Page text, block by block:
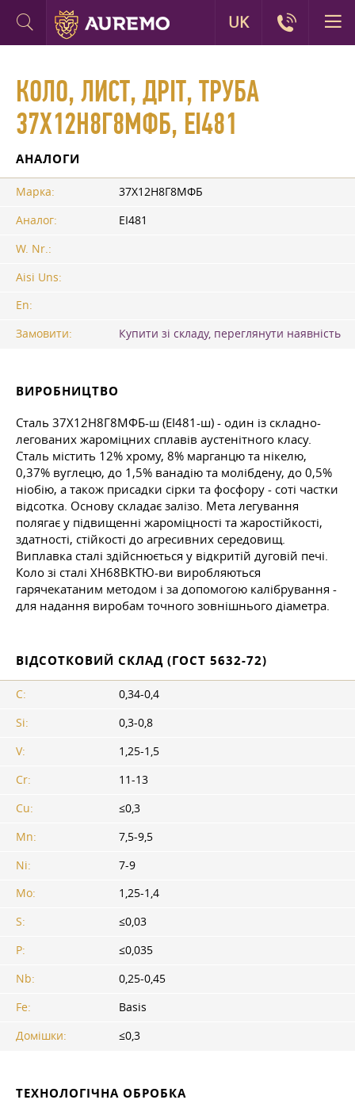
КОЛО, ЛИСТ, ДРІТ, ТРУБА
37Х12Н8Г8МФБ, ЕІ481
АНАЛОГИ
Марка:
37Х12Н8Г8МФБ
Аналог:
ЕІ481
W. Nr.:
Aisi Uns:
En:
Замовити:
Купити зі складу, переглянути наявність
ВИРОБНИЦТВО
Сталь 37Х12Н8Г8МФБ-ш (ЕІ481-ш) - один із складно-
легованих жароміцних сплавів аустенітного класу.
Сталь містить 12% хрому, 8% марганцю та нікелю,
0,37% вуглецю, до 1,5% ванадію та молібдену, до 0,5%
ніобію, а також присадки сірки та фосфору - соті частки
відсотка. Основу складає залізо. Мета легування
полягає у підвищенні жароміцності та жаростійкості,
здатності, стійкості до агресивних середовищ.
Виплавка сталі здійснюється у відкритій дуговій печі.
Коло зі сталі ХН68ВКТЮ-ви виробляються
гарячекатаним методом і за допомогою калібрування -
для надання виробам точного зовнішнього діаметра.
ВІДСОТКОВИЙ СКЛАД (ГОСТ 5632-72)
C:
0,34-0,4
Si:
0,3-0,8
V:
1,25-1,5
Cr:
11-13
Cu:
≤0,3
Mn:
7,5-9,5
Ni:
7-9
Mo:
1,25-1,4
S:
≤0,03
P:
≤0,035
Nb:
0,25-0,45
Fe:
Basis
Домішки:
≤0,3
ТЕХНОЛОГІЧНА ОБРОБКА
UK